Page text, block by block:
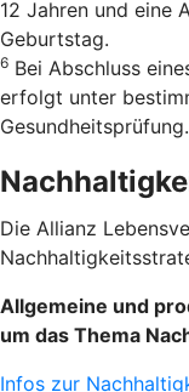
12 Jahren und eine
Geburtstag.
6 Bei Abschluss
erfolgt unter
Gesundheitsprüfung.
Die Allianz
Allgemeine und
um das Thema
Infos zur